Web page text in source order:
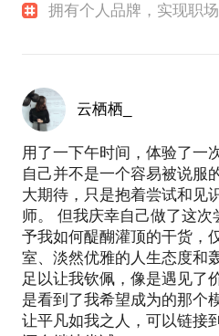
拥有个人品牌，实现职
云栖栖_
用了一下午时间，体验了一
自己并不是一个容易被说服
大期待，只是抱着尝试和见
师。 但我庆幸自己做了这
予我如何醍醐灌顶的干货，
室、淡然优雅的人生态度和
足以让我钦佩，像是遇见了
是看到了我希望成为的那个
让平凡如我之人，可以链接